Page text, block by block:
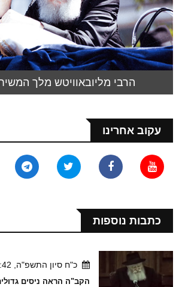
הרבי מליובאוויטש מלך
עקוב אחרינו
כתבות נוספות
כ"ח סיון התשפ"ה, 14:42
הקב"ה הראה ניסים